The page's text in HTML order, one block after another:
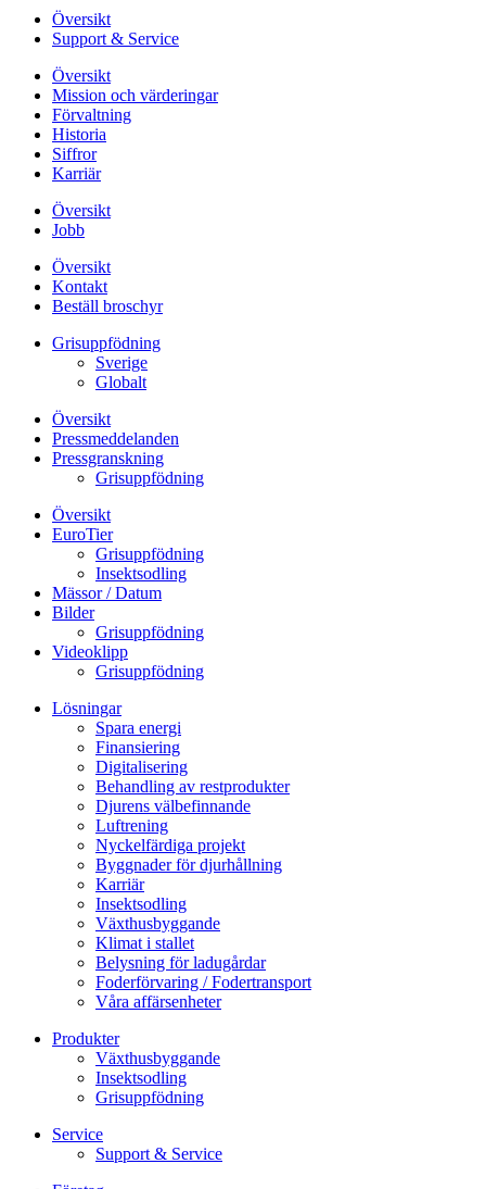
Översikt
Support & Service
Översikt
Mission och värderingar
Förvaltning
Historia
Siffror
Karriär
Översikt
Jobb
Översikt
Kontakt
Beställ broschyr
Grisuppfödning
Sverige
Globalt
Översikt
Pressmeddelanden
Pressgranskning
Grisuppfödning
Översikt
EuroTier
Grisuppfödning
Insektsodling
Mässor / Datum
Bilder
Grisuppfödning
Videoklipp
Grisuppfödning
Lösningar
Spara energi
Finansiering
Digitalisering
Behandling av restprodukter
Djurens välbefinnande
Luftrening
Nyckelfärdiga projekt
Byggnader för djurhållning
Karriär
Insektsodling
Växthusbyggande
Klimat i stallet
Belysning för ladugårdar
Foderförvaring / Fodertransport
Våra affärsenheter
Produkter
Växthusbyggande
Insektsodling
Grisuppfödning
Service
Support & Service